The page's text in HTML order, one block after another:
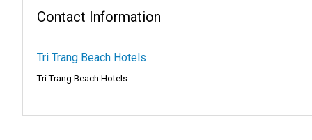
Contact Information
Tri Trang Beach Hotels
Tri Trang Beach Hotels